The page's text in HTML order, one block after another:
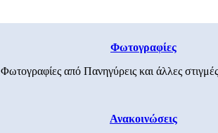
Φωτογραφίες
Φωτογραφίες από Πανηγύρεις και άλλες
Ανακοινώσεις